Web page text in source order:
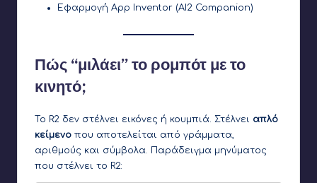
Εφαρμογή App Inventor (AI2 Companion)
Πώς “μιλάει” το ρομπότ με το
κινητό;
Το R2 δεν στέλνει εικόνες ή κουμπιά. Στέλνει απλό
κείμενο που αποτελείται από γράμματα,
αριθμούς και σύμβολα. Παράδειγμα μηνύματος
που στέλνει το R2: